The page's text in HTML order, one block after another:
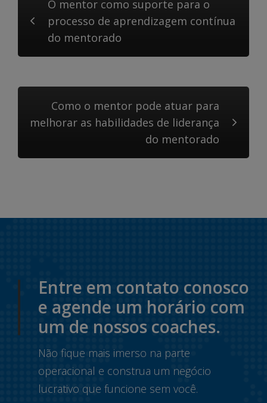
O mentor como suporte para o
processo de aprendizagem contínua
do mentorado
Como o mentor pode atuar para
melhorar as habilidades de liderança
do mentorado
Entre em contato conosco
e agende um horário com
um de nossos coaches.
Não fique mais imerso na parte
operacional e construa um negócio
lucrativo que funcione sem você.